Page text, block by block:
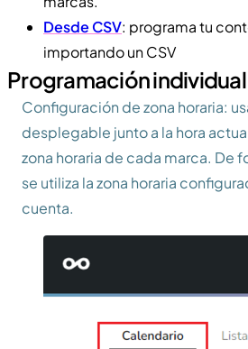
Desde CSV: programa tu
importando un CSV
Programación individual
Configuración de zona horaria:
desplegable junto a la hora
zona horaria de cada marca. De
se utiliza la zona horaria
cuenta.